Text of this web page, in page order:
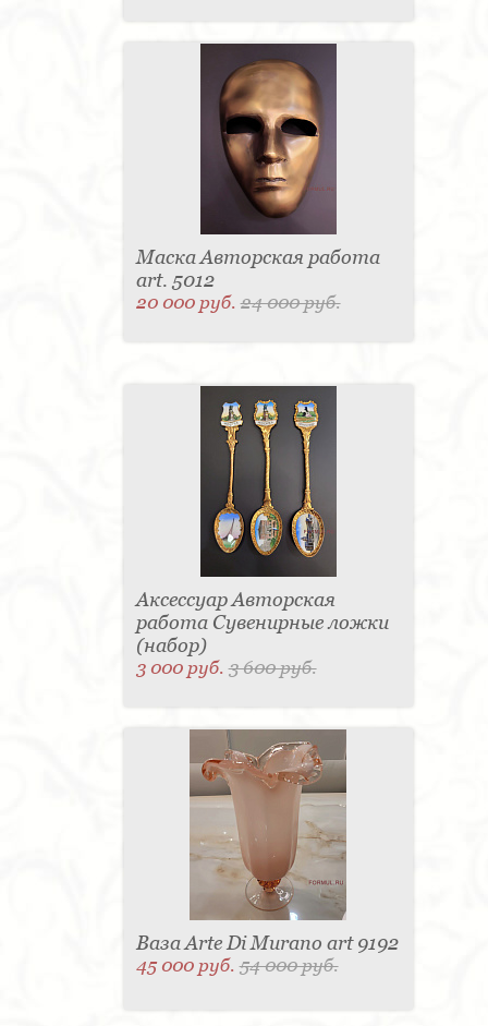
Маска Авторская работа
art. 5012
20 000 руб.24 000 руб.
Аксессуар Авторская
работа Сувенирные ложки
(набор)
3 000 руб.3 600 руб.
Ваза Arte Di Murano art 9192
45 000 руб.54 000 руб.